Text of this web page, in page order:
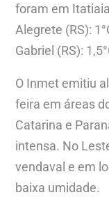
foram em Itatiaia
Alegrete (RS):
Gabriel (RS):
O Inmet emitiu
feira em áreas
Catarina e
intensa. No
vendaval e em
baixa umidade.